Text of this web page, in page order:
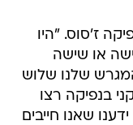
ז'סוס. "היו
לחמישה או שישה
שלנו שלוש
בנפיקה רצו
שאנו חייבים